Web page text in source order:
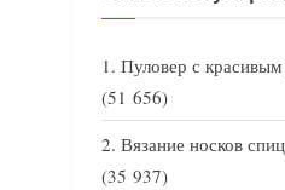
Пуловер с
(51 656)
Вязание носков
(35 937)